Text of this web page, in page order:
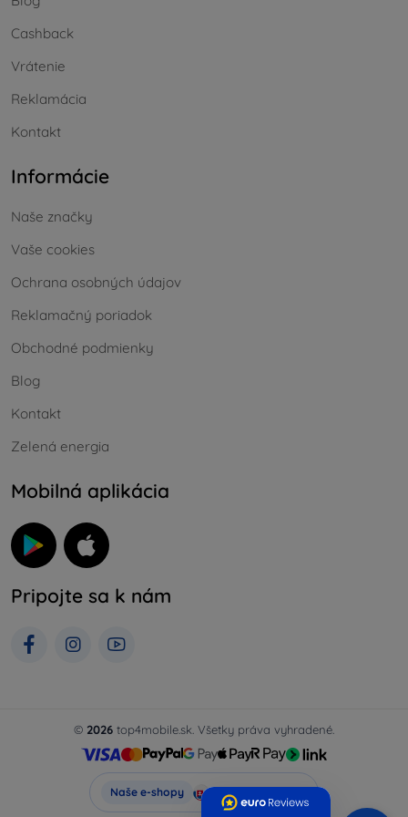
Cashback
Vrátenie
Reklamácia
Kontakt
Informácie
Naše značky
Vaše cookies
Ochrana osobných údajov
Reklamačný poriadok
Obchodné podmienky
Blog
Kontakt
Zelená energia
Mobilná aplikácia
Pripojte sa k nám
© 2026 top4mobile.sk. Všetky práva vyhradené.
Naše e-shopy Top4Mobile.sk